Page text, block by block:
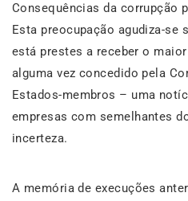
Consequências da corrupção
Esta preocupação agudiza-se
está prestes a receber o
alguma vez concedido pela
Estados-membros – uma
empresas com semelhantes
incerteza.
A memória de execuções